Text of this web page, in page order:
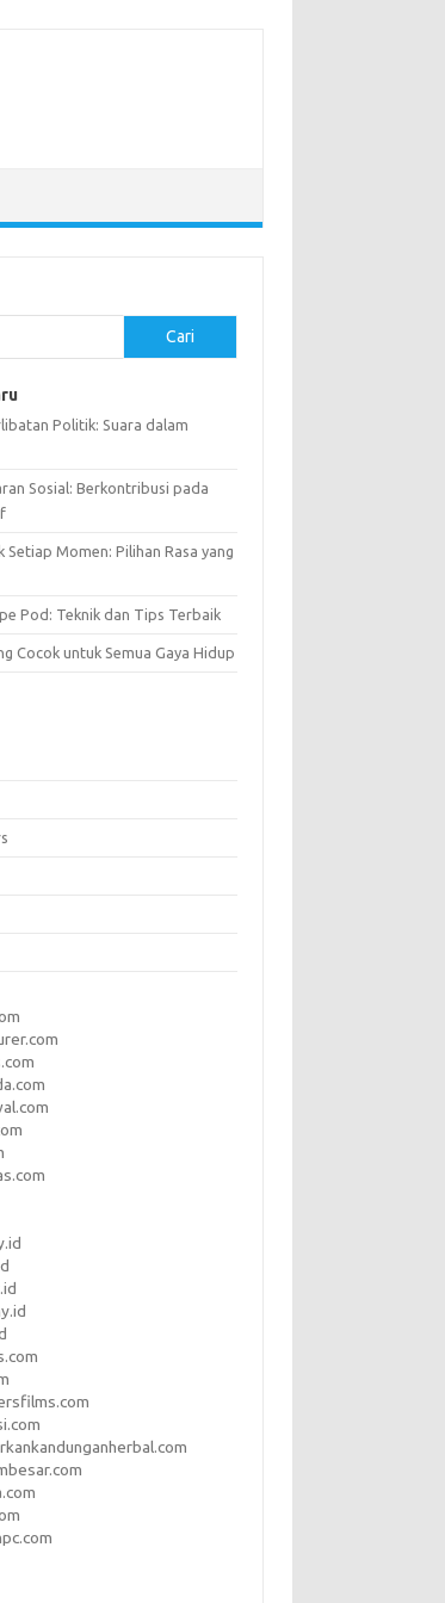
Cari
Politik: Suara dalam
Sosial: Berkontribusi pada
Setiap Momen: Pilihan Rasa yang
Pod: Teknik dan Tips Terbaik
Cocok untuk Semua Gaya Hidup